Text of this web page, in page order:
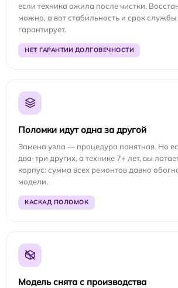
если техника ожила после чистки.
можно, а вот стабильность и срок
гарантирует.
НЕТ ГАРАНТИИ ДОЛГОВЕЧНОСТИ
Поломки идут одна за другой
Замена узла — процедура понятная. Но
два-три других, а технике 7+ лет, вы
корпус: сумма всех ремонтов давно
модели.
КАСКАД ПОЛОМОК
Модель снята с производства